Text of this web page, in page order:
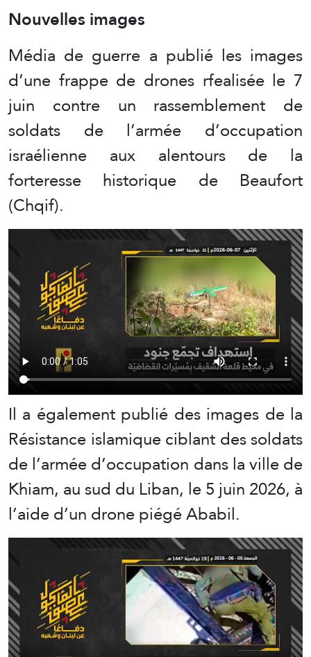
Nouvelles images
Média de guerre a publié les images
d’une frappe de drones rfealisée le 7
juin contre un rassemblement de
soldats de l’armée d’occupation
israélienne aux alentours de la
forteresse historique de Beaufort
(Chqif).
Il a également publié des images de la
Résistance islamique ciblant des soldats
de l’armée d’occupation dans la ville de
Khiam, au sud du Liban, le 5 juin 2026, à
l’aide d’un drone piégé Ababil.